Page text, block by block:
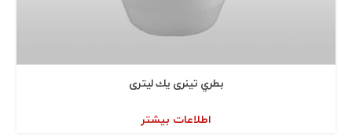
بطري تينری يك ليتری
اطلاعات بیشتر